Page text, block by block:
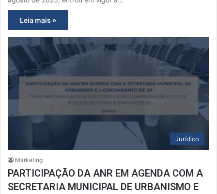
Leia mais »
Jurídico
Marketing
PARTICIPAÇÃO DA ANR EM AGENDA COM A
SECRETARIA MUNICIPAL DE URBANISMO E